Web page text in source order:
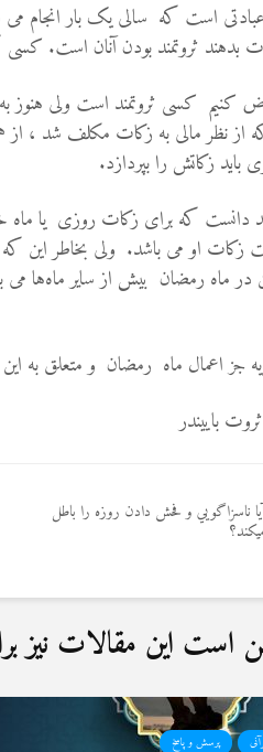
است که سالی یک بار
بدهند ثروتمند بودن آنان است.
کنیم کسی ثروتمند است ولی
از نظر مالی به زکات مکلف شد ،
باید زکاتش را بپردازد.
دانست که برای زکات روزی یا
زکات او می باشد. ولی بخاطر این
در ماه رمضان بیش از سایر ماهها
جز اعمال ماه رمضان و متعلق به
باییندر
ناسزاگويي و فحش دادن روزه را باطل
است این مقالات نیز
پرسش و پاسخ